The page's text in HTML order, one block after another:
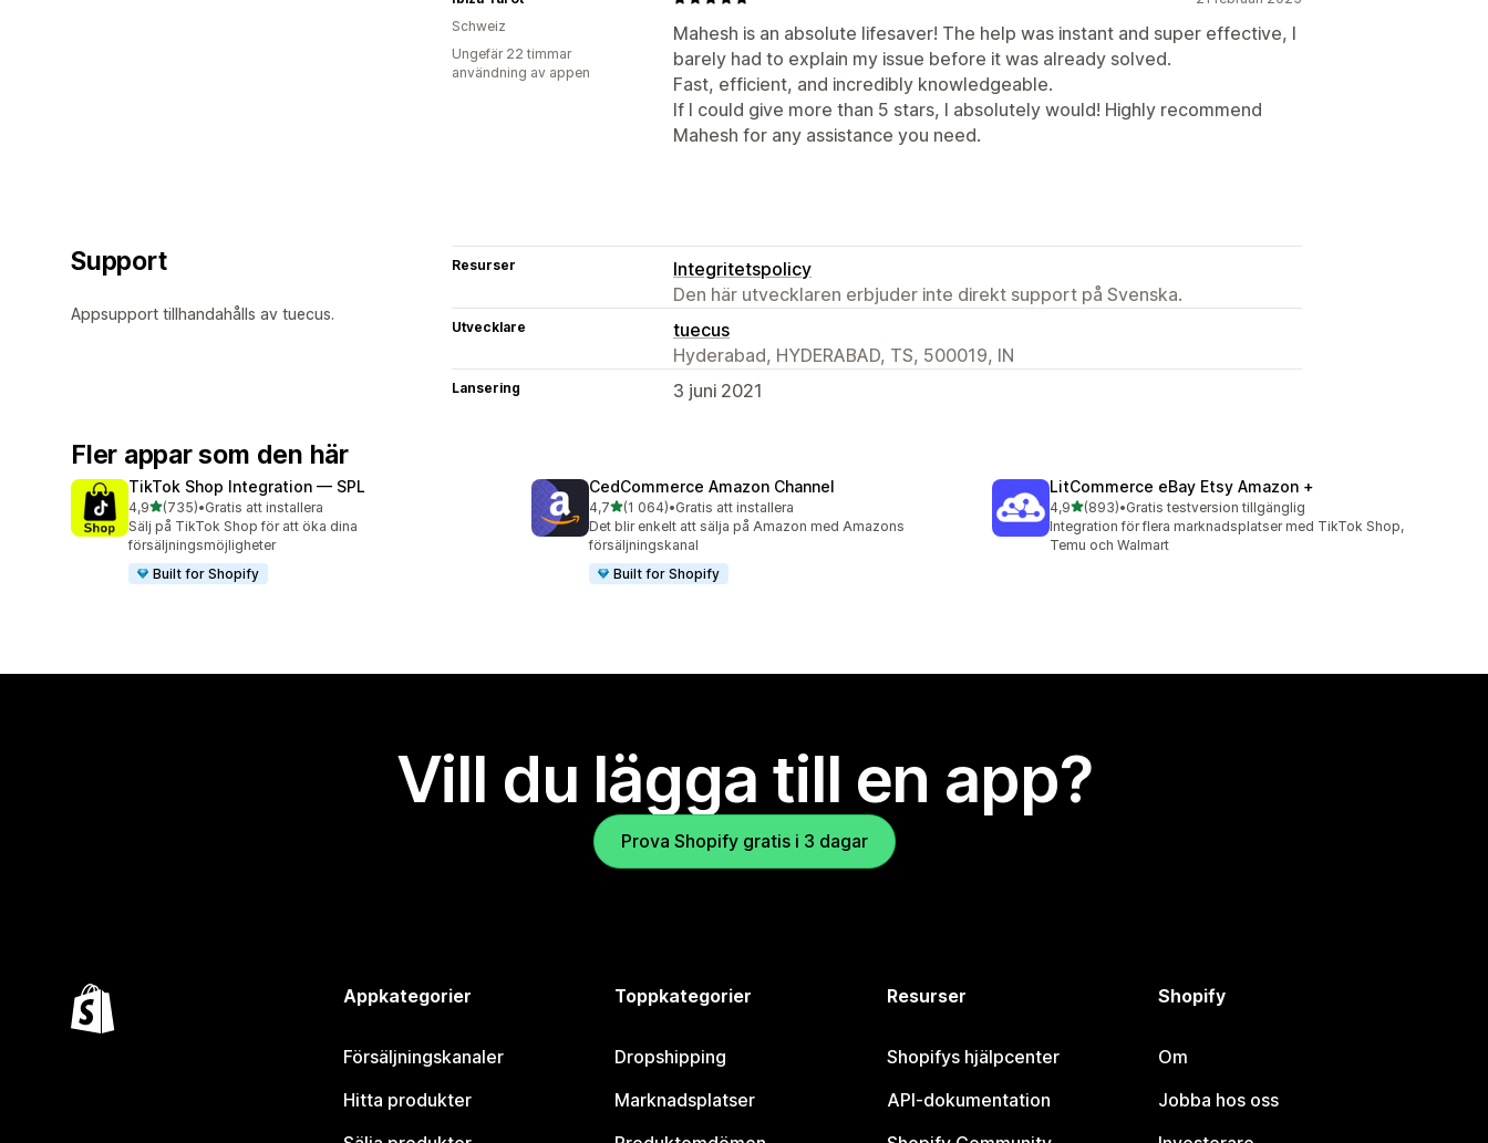
Mahesh is an absolute lifesaver! The help was instant and super effective, I
barely had to explain my issue before it was already solved.
Fast, efficient, and incredibly knowledgeable.
If I could give more than 5 stars, I absolutely would! Highly recommend
Mahesh for any assistance you need.
Schweiz
Ungefär 22 timmar
användning av appen
Support
Appsupport tillhandahålls av tuecus.
Resurser
Integritetspolicy
Den här utvecklaren erbjuder inte direkt support på Svenska.
Utvecklare
tuecus
Hyderabad, HYDERABAD, TS, 500019, IN
Lansering 3 juni 2021
Fler appar som den här
TikTok Shop Integration — SPL
4,9av 5 stjärnor
(735)
735 recensioner totalt
•Gratis att installera
Sälj på TikTok Shop för att öka dina
försäljningsmöjligheter
Built for Shopify
CedCommerce Amazon Channel
4,7av 5 stjärnor
(1 064)
1064 recensioner totalt
•Gratis att installera
Det blir enkelt att sälja på Amazon med Amazons
försäljningskanal
Built for Shopify
LitCommerce eBay Etsy Amazon +
4,9av 5 stjärnor
(893)
893 recensioner totalt
•Gratis testversion tillgänglig
Integration för flera marknadsplatser med TikTok Shop,
Temu och Walmart
Vill du lägga till en app?
Prova Shopify gratis i 3 dagar
Appkategorier
Försäljningskanaler
Hitta produkter
Toppkategorier
Dropshipping
Marknadsplatser
Resurser
Shopifys hjälpcenter
API-dokumentation
Shopify
Om
Jobba hos oss